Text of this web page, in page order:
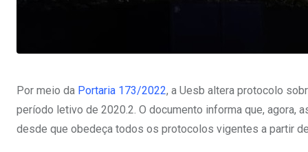
Por meio da Portaria 173/2022, a Uesb altera protocolo
período letivo de 2020.2. O documento informa que,
desde que obedeça todos os protocolos vigentes a partir